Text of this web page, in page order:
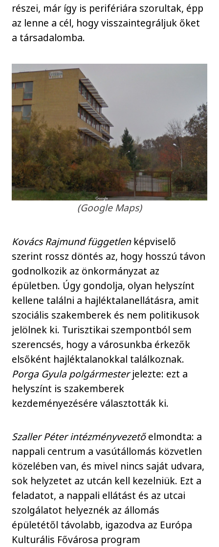
részei, már így is perifériára szorultak, épp
az lenne a cél, hogy visszaintegráljuk őket
a társadalomba.
(Google Maps)
Kovács Rajmund függetlenképviselő
szerint rossz döntés az, hogy hosszú távon
godnolkozik az önkormányzat az
épületben. Úgy gondolja, olyan helyszínt
kellene találni a hajléktalanellátásra, amit
szociális szakemberek és nem politikusok
jelölnek ki. Turisztikai szempontból sem
szerencsés, hogy a városunkba érkezők
elsőként hajléktalanokkal találkoznak.
Porga Gyula polgármesterjelezte: ezt a
helyszínt is szakemberek
kezdeményezésére választották ki.
Szaller Péter intézményvezetőelmondta: a
nappali centrum a vasútállomás közvetlen
közelében van, és mivel nincs saját udvara,
sok helyzetet az utcán kell kezelniük. Ezt a
feladatot, a nappali ellátást és az utcai
szolgálatot helyeznék az állomás
épületétől távolabb, igazodva az Európa
Kulturális Fővárosa program